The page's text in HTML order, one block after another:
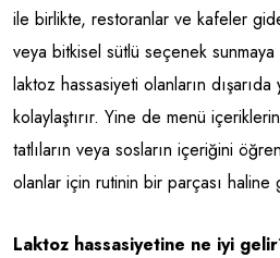
ile birlikte, restoranlar ve kafeler
veya bitkisel sütlü seçenek sunmaya
laktoz hassasiyeti olanların
kolaylaştırır. Yine de menü
tatlıların veya sosların içeriğini
olanlar için rutinin bir parçası haline
Laktoz hassasiyetine ne iyi